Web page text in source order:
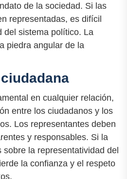
de la sociedad. Si las
representadas, es difícil
del sistema político. La
piedra angular de la
en cualquier relación,
entre los ciudadanos y los
Los representantes deben
y responsables. Si la
sobre la representatividad del
la confianza y el respeto